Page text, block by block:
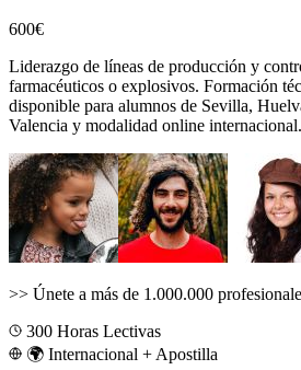
600€
Liderazgo de líneas de producción y
farmacéuticos o explosivos. Formación
disponible para alumnos de Sevilla,
Valencia y modalidad online internacional.
>> Únete a más de 1.000.000
300 Horas Lectivas
🌍 Internacional + Apostilla